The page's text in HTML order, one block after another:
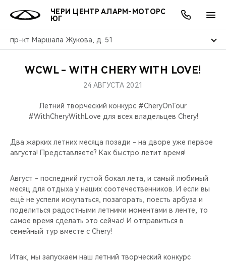
ЧЕРИ ЦЕНТР АЛАРМ-МОТОРС
ЮГ
пр-кт Маршала Жукова, д. 51
МОДЕЛИ
НОВИНКИ
ПОКУПАТЕЛЯМ
ВЛАДЕЛЬЦАМ
ПОДДЕРЖКА
CHERY CONNECT
МИР CHERY
CHERY В СОЦСЕТЯХ
ЛЮДИ CHERY
БЛАГОТВОРИТЕЛЬНОСТЬ
CHERY REMOTE
CHERY И СПОРТ
АКЦИИ
ОНЛАЙН СЕРВИСЫ
О КОМПАНИИ
WCWL - WITH CHERY WITH LOVE!
24 АВГУСТА 2021
Летний творческий конкурс #CheryOnTour
#WithCheryWithLove для всех владельцев Chery!
Два жарких летних месяца позади - на дворе уже первое
августа! Представляете? Как быстро летит время!
Август - последний густой бокал лета, и самый любимый
месяц для отдыха у наших соотечественников. И если вы
ещё не успели искупаться, позагорать, поесть арбуза и
поделиться радостными летними моментами в ленте, то
самое время сделать это сейчас! И отправиться в
семейный тур вместе с Chery!
Итак, мы запускаем наш летний творческий конкурс